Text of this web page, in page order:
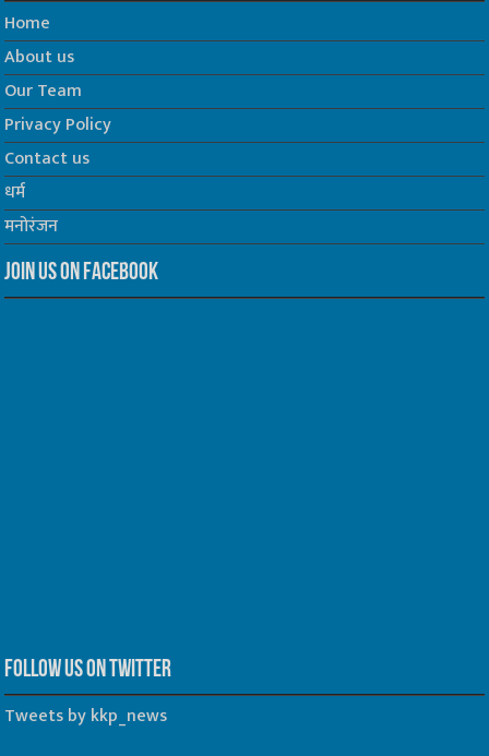
Home
About us
Our Team
Privacy Policy
Contact us
धर्म
मनोरंजन
Join us on Facebook
Follow us on Twitter
Tweets by kkp_news